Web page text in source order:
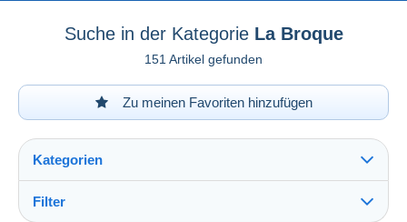
Suche in der Kategorie La Broque
151 Artikel gefunden
Zu meinen Favoriten hinzufügen
Kategorien
Filter